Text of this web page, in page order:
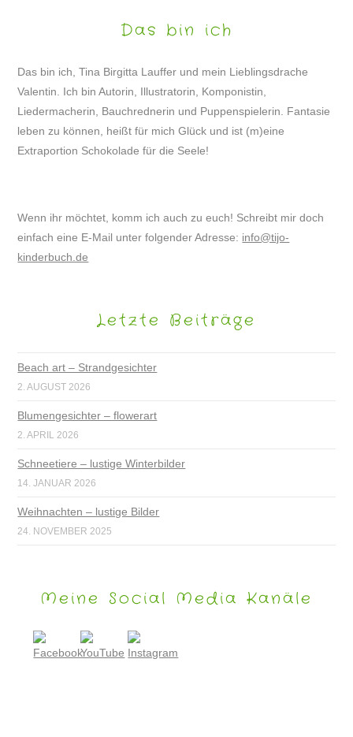
Das bin ich
Das bin ich, Tina Birgitta Lauffer und mein Lieblingsdrache
Valentin. Ich bin Autorin, Illustratorin, Komponistin,
Liedermacherin, Bauchrednerin und Puppenspielerin. Fantasie
leben zu können, heißt für mich Glück und ist (m)eine
Extraportion Schokolade für die Seele!
Wenn ihr möchtet, komm ich auch zu euch! Schreibt mir doch
einfach eine E-Mail unter folgender Adresse: info@tijo-
kinderbuch.de
Letzte Beiträge
Beach art – Strandgesichter
2. AUGUST 2026
Blumengesichter – flowerart
2. APRIL 2026
Schneetiere – lustige Winterbilder
14. JANUAR 2026
Weihnachten – lustige Bilder
24. NOVEMBER 2025
Meine Social Media Kanäle